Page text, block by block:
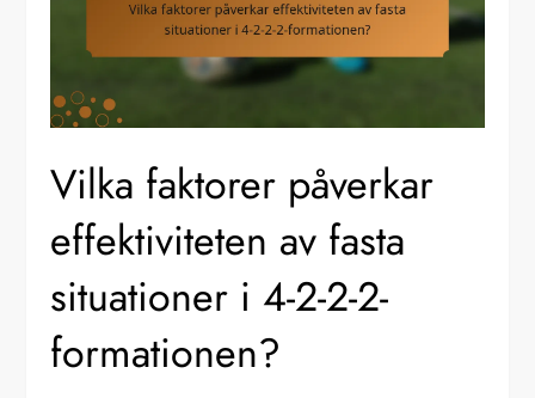
Vilka faktorer påverkar
effektiviteten av fasta
situationer i 4-2-2-2-
formationen?